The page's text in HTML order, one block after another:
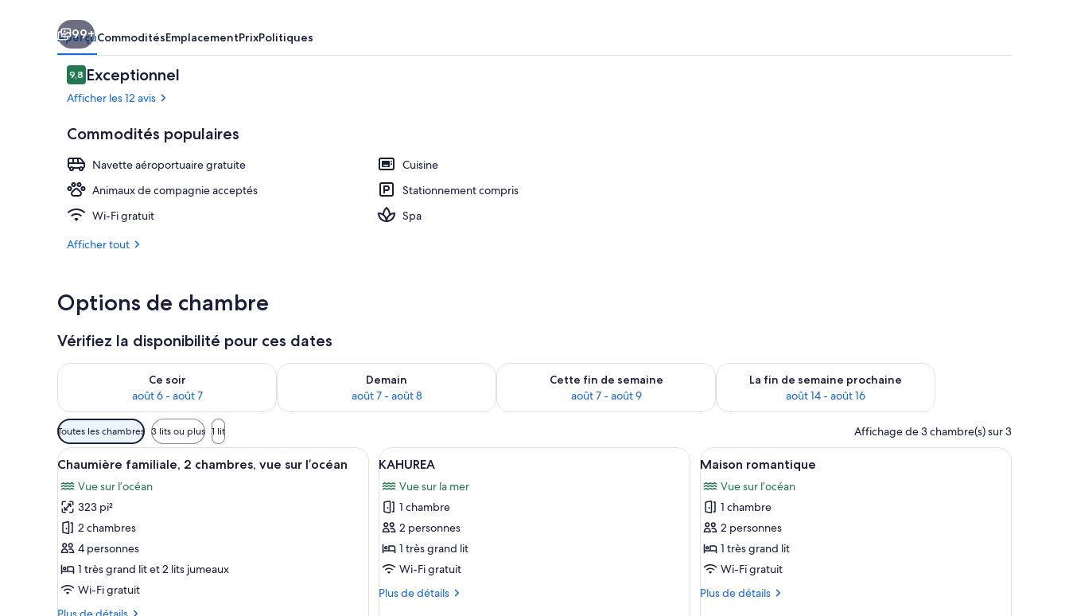
99+
AperçuCommoditésEmplacementPrixPolitiques
Avis
9,89,8 sur 10 –
Exceptionnel
Afficher les 12 avis
Commodités populaires
Navette aéroportuaire gratuite
Cuisine
Animaux de compagnie acceptés
Stationnement compris
Wi-Fi gratuit
Spa
Afficher tout
Options de chambre
Vérifiez la disponibilité pour ces dates
Ce soir
août 6 - août 7
Vérifier la disponibilité pour ce soir août 6 - août 7
Demain
août 7 - août 8
Vérifier la disponibilité pour demain août 7 - août 8
Cette fin de semaine
août 7 - août 9
Vérifier la disponibilité pour cette fin de semaine août 7 - août 9
La fin de semaine prochaine
août 14 - août 16
Vérifier la disponibilité pour la fin de semaine prochaine août
Filtres
disponibles
pour
chambres
Toutes les chambres 3 lits ou plus 1 lit Affichage de 3 chambre(s) sur 3
Afficher
toutes
les
photos
pour
ce
type
de
chambre :
Un lit bien fait, avec une literie à motifs, une fleur rouge et une petite plante en pot.
25
Chaumière familiale, 2 chambres, vue sur l’océan
Vue sur l’océan
323 pi²
2 chambres
4 personnes
1 très grand lit et 2 lits jumeaux
Wi-Fi gratuit
Plus
Afficher
toutes
les
photos
pour
ce
type
chambre :
Une petite maison à un seul étage, dotée d’un toit en pente, de panneaux solaires et offrant une vue sur l’océan.
19
KAHUREA
Vue sur la mer
1 chambre
2 personnes
1 très grand lit
Wi-Fi gratuit
Plus de détails
Plus
Afficher
toutes
les
photos
pour
ce
type
chambre :
Un lit avec des serviettes roulées et des
17
Maison romantique
Vue sur l’océan
1 chambre
2 personnes
1 très grand lit
Wi-Fi gratuit
Plus de détails
Plus